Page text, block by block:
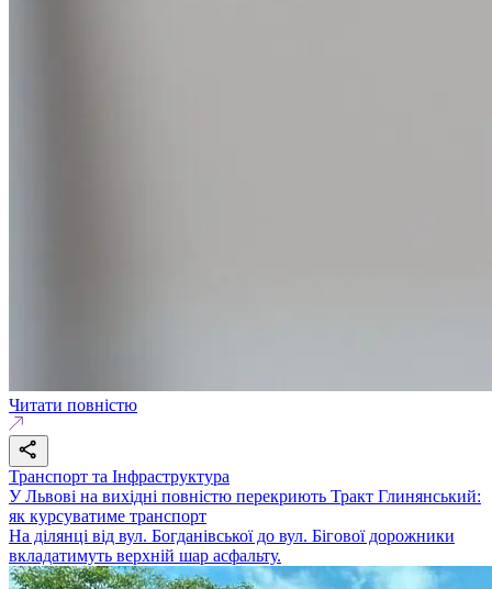
Читати повністю
Транспорт та Інфраструктура
У Львові на вихідні повністю перекриють Тракт Глинянський:
як курсуватиме транспорт
На ділянці від вул. Богданівської до вул. Бігової дорожники
вкладатимуть верхній шар асфальту.